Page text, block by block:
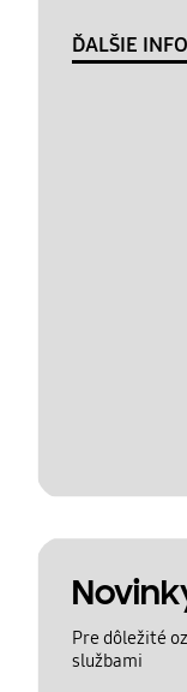
ĎALŠIE
Pre dôležité
službami